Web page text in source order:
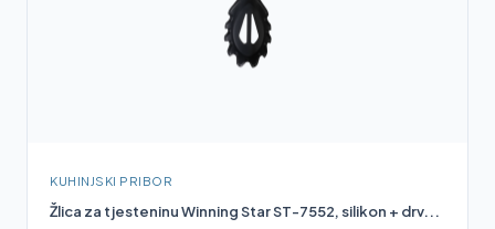
KUHINJSKI PRIBOR
Žlica za tjesteninu Winning Star ST-7552, silikon + drv...